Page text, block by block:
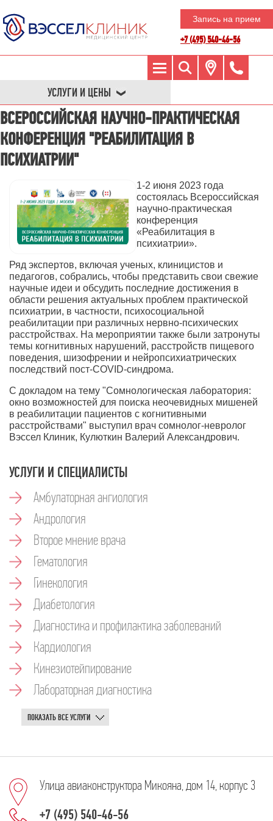
Запись на прием
+7 (495) 540-46-56
УСЛУГИ И ЦЕНЫ
ВСЕРОССИЙСКАЯ НАУЧНО-ПРАКТИЧЕСКАЯ
КОНФЕРЕНЦИЯ "РЕАБИЛИТАЦИЯ В
ПСИХИАТРИИ"
1-2 июня 2023 года
состоялась Всероссийская
научно-практическая
конференция
«Реабилитация в
психиатрии».
Ряд экспертов, включая ученых, клиницистов и
педагогов, собрались, чтобы представить свои свежие
научные идеи и обсудить последние достижения в
области решения актуальных проблем практической
психиатрии, в частности, психосоциальной
реабилитации при различных нервно-психических
расстройствах. На мероприятии также были затронуты
темы когнитивных нарушений, расстройств пищевого
поведения, шизофрении и нейропсихиатрических
последствий пост-COVID-синдрома.
С докладом на тему "Сомнологическая лаборатория:
окно возможностей для поиска неочевидных мишеней
в реабилитации пациентов с когнитивными
расстройствами" выступил врач сомнолог-невролог
Вэссел Клиник, Кулюткин Валерий Александрович.
УСЛУГИ И СПЕЦИАЛИСТЫ
Амбулаторная ангиология
Андрология
Второе мнение врача
Гематология
Гинекология
Диабетология
Диагностика и профилактика заболеваний
Кардиология
Кинезиотейпирование
Лабораторная диагностика
ПОКАЗАТЬ ВСЕ УСЛУГИ
Улица авиаконструктора Микояна, дом 14, корпус 3
+7 (495) 540-46-56